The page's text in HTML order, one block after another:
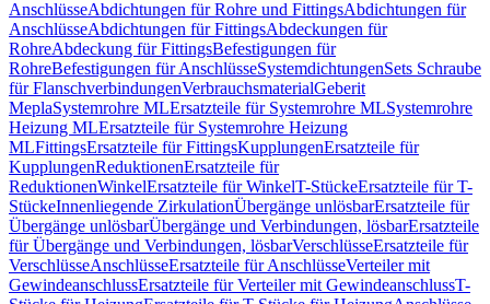
AnschlüsseAbdichtungen für Rohre und FittingsAbdichtungen für
AnschlüsseAbdichtungen für FittingsAbdeckungen für
RohreAbdeckung für FittingsBefestigungen für
RohreBefestigungen für AnschlüsseSystemdichtungenSets Schraube
für FlanschverbindungenVerbrauchsmaterialGeberit
MeplaSystemrohre MLErsatzteile für Systemrohre MLSystemrohre
Heizung MLErsatzteile für Systemrohre Heizung
MLFittingsErsatzteile für FittingsKupplungenErsatzteile für
KupplungenReduktionenErsatzteile für
ReduktionenWinkelErsatzteile für WinkelT-StückeErsatzteile für T-
StückeInnenliegende ZirkulationÜbergänge unlösbarErsatzteile für
Übergänge unlösbarÜbergänge und Verbindungen, lösbarErsatzteile
für Übergänge und Verbindungen, lösbarVerschlüsseErsatzteile für
VerschlüsseAnschlüsseErsatzteile für AnschlüsseVerteiler mit
GewindeanschlussErsatzteile für Verteiler mit GewindeanschlussT-